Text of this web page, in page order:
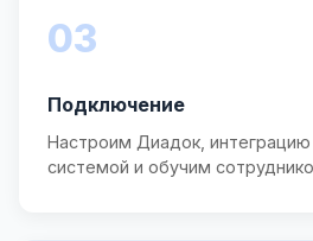
03
Подключение
Настроим Диадок, интеграцию
системой и обучим